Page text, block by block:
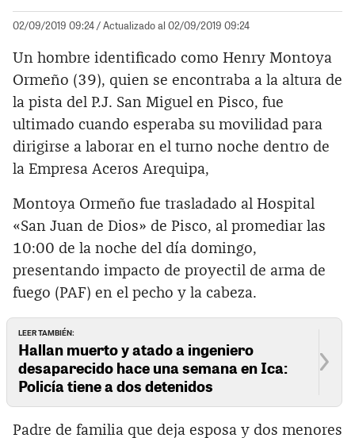
02/09/2019 09:24/ Actualizado al 02/09/2019 09:24
Un hombre identificado como Henry Montoya
Ormeño (39), quien se encontraba a la altura de
la pista del P.J. San Miguel en Pisco, fue
ultimado cuando esperaba su movilidad para
dirigirse a laborar en el turno noche dentro de
la Empresa Aceros Arequipa,
Montoya Ormeño fue trasladado al Hospital
«San Juan de Dios» de Pisco, al promediar las
10:00 de la noche del día domingo,
presentando impacto de proyectil de arma de
fuego (PAF) en el pecho y la cabeza.
LEER TAMBIÉN:
Hallan muerto y atado a ingeniero
desaparecido hace una semana en Ica:
Policía tiene a dos detenidos
Padre de familia que deja esposa y dos menores